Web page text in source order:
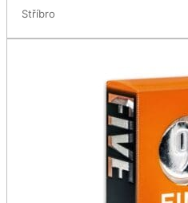
Stříbro